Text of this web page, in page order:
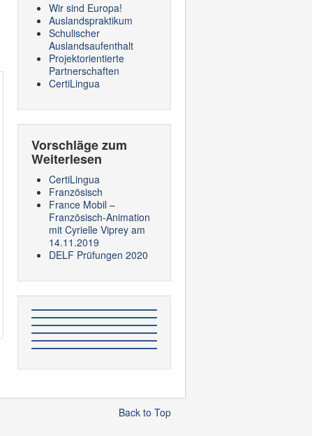
Wir sind Europa!
Auslandspraktikum
Schulischer
Auslandsaufenthalt
Projektorientierte
Partnerschaften
CertiLingua
Vorschläge zum
Weiterlesen
CertiLingua
Französisch
France Mobil –
Französisch-Animation
mit Cyrielle Viprey am
14.11.2019
DELF Prüfungen 2020
Back to Top